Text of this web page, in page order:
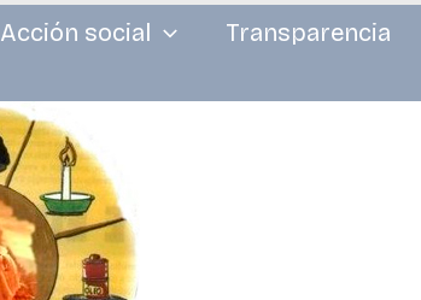
Acción social Transparencia